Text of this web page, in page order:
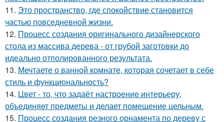
11. Это пространство, где спокойствие становится
частью повседневной жизни.
12. Процесс создания оригинального дизайнерского
стола из массива дерева - от грубой заготовки до
идеально отполированного результата.
13. Мечтаете о ванной комнате, которая сочетает в себе
стиль и функциональность?
14. Цвет - то, что задаёт настроение интерьеру,
объединяет предметы и делает помещение цельным.
15. Процесс создания резного орнамента по дереву с